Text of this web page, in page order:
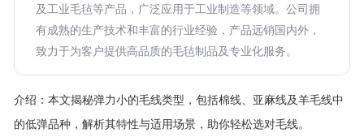
及工业毛毡等产品，广泛应用于工业制造等领域。公司拥
有成熟的生产技术和丰富的行业经验，产品远销国内外，
致力于为客户提供高品质的毛毡制品及专业化服务。
介绍： 本文揭秘弹力小的毛线类型，包括棉线、亚麻线及羊毛线中
的低弹品种，解析其特性与适用场景，助你轻松选对毛线。